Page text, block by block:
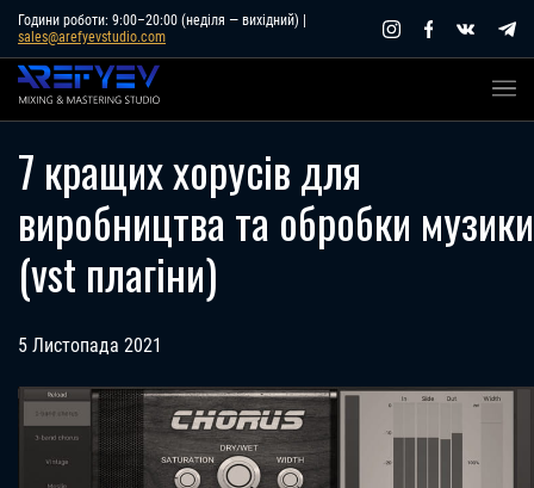
Skip
content
Години роботи: 9:00–20:00 (неділя — вихідний) |
sales@arefyevstudio.com
7 кращих хорусів для
виробництва та обробки музики
(vst плагіни)
5 Листопада 2021